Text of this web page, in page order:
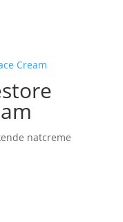
natcreme